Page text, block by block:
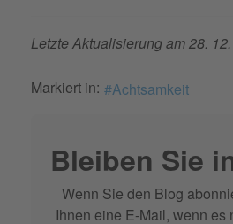
Letzte Aktualisierung am 28.
Markiert in: Achtsamkeit
Bleiben Sie
Wenn Sie den Blog
Ihnen eine E-Mail, wenn es